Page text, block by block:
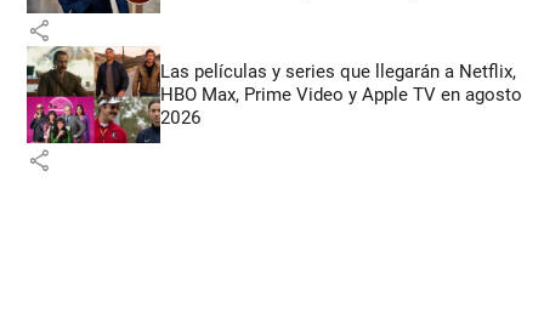
share
Las películas y series que llegarán a Netflix,
HBO Max, Prime Video y Apple TV en agosto
2026
share